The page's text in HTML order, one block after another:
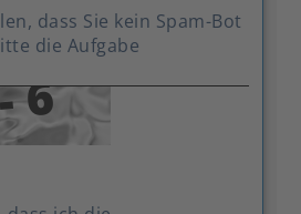
dass Sie kein Spam-Bot
die Aufgabe